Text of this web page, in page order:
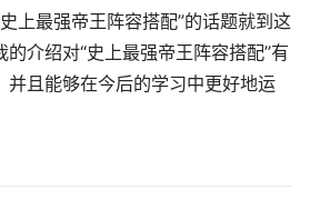
上最强帝王阵容搭配”的话题就到这
的介绍对“史上最强帝王阵容搭配”有
并且能够在今后的学习中更好地运